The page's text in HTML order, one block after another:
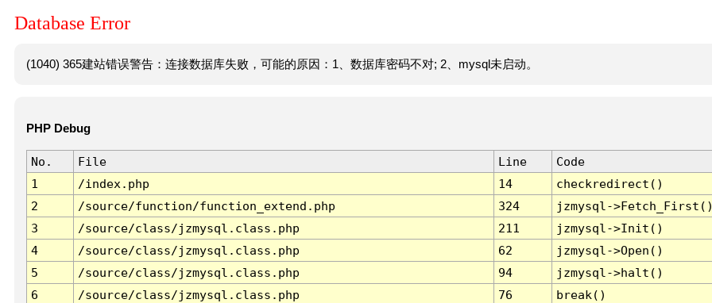
Database Error
(1040) 365建站错误警告：连接数据库失败，可能的原因：1、数据库密码不对; 2、mysql未启动。
PHP Debug
No. File Line
Code
1
/index.php 14
checkredirect()
2
/source/function/function_extend.php 324
jzmysql-
3
/source/class/jzmysql.class.php 211
jzmysql->Init()
4
/source/class/jzmysql.class.php 62
jzmysql->Open()
5
/source/class/jzmysql.class.php 94
jzmysql->halt()
6
/source/class/jzmysql.class.php 76 break()